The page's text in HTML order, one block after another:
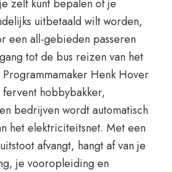
zelf kunt bepalen of je
uitbetaald wilt worden,
een all-gebieden passeren
tot de bus reizen van het
Henk Hover
hobbybakker,
bedrijven wordt automatisch
het elektriciteitsnet. Met een
afvangt, hangt af van je
je vooropleiding en